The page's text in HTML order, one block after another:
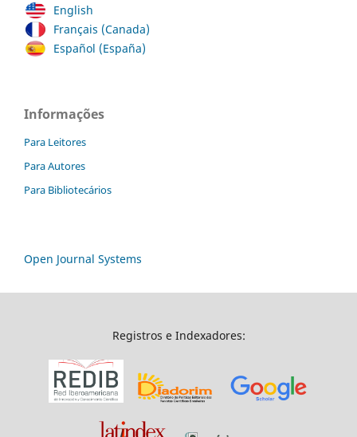
English
Français (Canada)
Español (España)
Informações
Para Leitores
Para Autores
Para Bibliotecários
Open Journal Systems
Registros e Indexadores: